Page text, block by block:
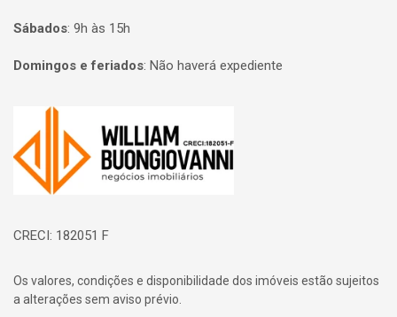
Sábados: 9h às 15h
Domingos e feriados: Não haverá expediente
Página inicial
CRECI: 182051 F
Os valores, condições e disponibilidade dos imóveis estão sujeitos
a alterações sem aviso prévio.